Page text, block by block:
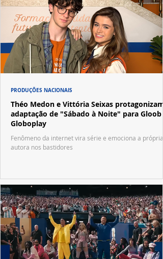
Théo Medon e Vittória Seixas protagonizam
adaptação de "Sábado à Noite" para Gloob e
Globoplay
Fenômeno da internet vira série e emociona a própria
autora nos bastidores
PRODUÇÕES NACIONAIS